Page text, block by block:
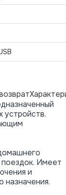
устройств.
Имеет
и
назначения.